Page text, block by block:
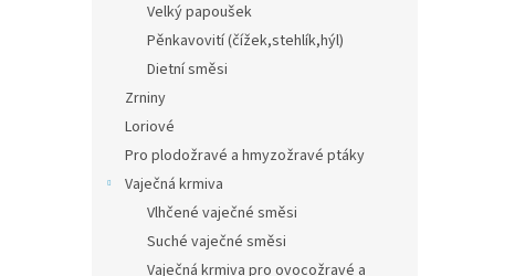
Velký papoušek
Pěnkavovití (čížek,stehlík,hýl)
Dietní směsi
Zrniny
Loriové
Pro plodožravé a hmyzožravé ptáky
Vaječná krmiva
Vlhčené vaječné směsi
Suché vaječné směsi
Vaječná krmiva pro ovocožravé a